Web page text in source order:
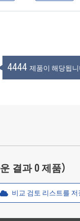
4444 제품이 해당됩
결과 0 제품）
비교 검토 리스트를 저